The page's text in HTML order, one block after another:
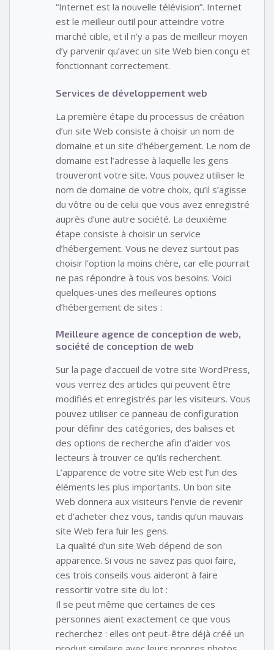
“Internet est la nouvelle télévision”. Internet
est le meilleur outil pour atteindre votre
marché cible, et il n’y a pas de meilleur moyen
d’y parvenir qu’avec un site Web bien conçu et
fonctionnant correctement.
Services de développement web
La première étape du processus de création
d’un site Web consiste à choisir un nom de
domaine et un site d’hébergement. Le nom de
domaine est l’adresse à laquelle les gens
trouveront votre site. Vous pouvez utiliser le
nom de domaine de votre choix, qu’il s’agisse
du vôtre ou de celui que vous avez enregistré
auprès d’une autre société. La deuxième
étape consiste à choisir un service
d’hébergement. Vous ne devez surtout pas
choisir l’option la moins chère, car elle pourrait
ne pas répondre à tous vos besoins. Voici
quelques-unes des meilleures options
d’hébergement de sites :
Meilleure agence de conception de web,
société de conception de web
Sur la page d’accueil de votre site WordPress,
vous verrez des articles qui peuvent être
modifiés et enregistrés par les visiteurs. Vous
pouvez utiliser ce panneau de configuration
pour définir des catégories, des balises et
des options de recherche afin d’aider vos
lecteurs à trouver ce qu’ils recherchent.
L’apparence de votre site Web est l’un des
éléments les plus importants. Un bon site
Web donnera aux visiteurs l’envie de revenir
et d’acheter chez vous, tandis qu’un mauvais
site Web fera fuir les gens.
La qualité d’un site Web dépend de son
apparence. Si vous ne savez pas quoi faire,
ces trois conseils vous aideront à faire
ressortir votre site du lot :
Il se peut même que certaines de ces
personnes aient exactement ce que vous
recherchez : elles ont peut-être déjà créé un